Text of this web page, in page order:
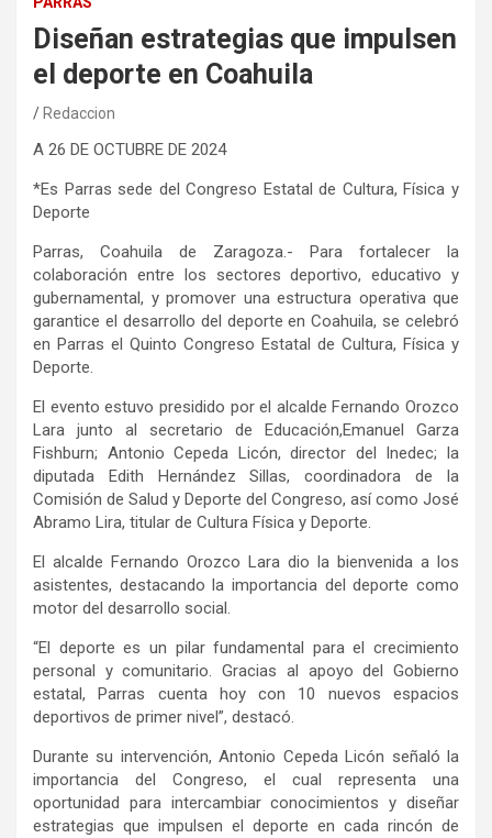
Diseñan estrategias que impulsen
el deporte en Coahuila
Redaccion
A 26 DE OCTUBRE DE 2024
*Es Parras sede delCongreso Estatal de Cultura, Física y
Deporte
Parras, Coahuila de Zaragoza.-
Para fortalecer la
colaboración entre los sectores deportivo, educativo y
gubernamental, y promover una estructura operativa que
garantice el desarrollo del deporte en Coahuila, se celebró
en Parras el Quinto Congreso Estatal de Cultura, Física y
Deporte.
El evento estuvo presidido por el alcalde Fernando Orozco
Lara junto al secretario de Educación,Emanuel Garza
Fishburn; Antonio Cepeda Licón, director del Inedec; la
diputada Edith Hernández Sillas, coordinadora de la
Comisión de Salud y Deporte del Congreso, así como José
Abramo Lira, titular de Cultura Física y Deporte.
El alcalde Fernando Orozco Lara dio la bienvenida a los
asistentes, destacando la importancia del deporte como
motor de desarrollo social.
“El deporte es un pilar fundamental para el crecimiento
personal y comunitario. Gracias al apoyo del Gobierno
estatal, Parras cuenta hoy con 10 nuevos espacios
deportivos de primer nivel”, destacó.
Durante su intervención,Antonio Cepeda Licón señaló la
importancia del Congreso, el cual representa una
oportunidad para intercambiar conocimientos y diseñar
estrategias que impulsen el deporte en cada rincón de